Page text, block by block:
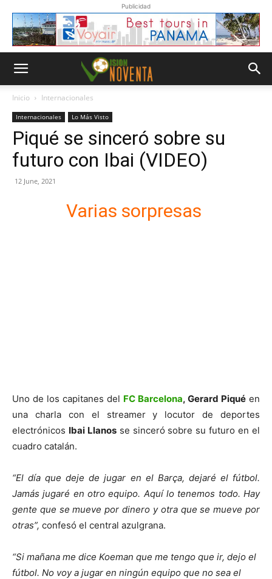
Publicidad
Inicio Internacionales
Internacionales Lo Más Visto
Piqué se sinceró sobre su
futuro con Ibai (VIDEO)
12 June, 2021
Varias sorpresas
Uno de los capitanes del FC Barcelona, Gerard Piqué en
una charla con el streamer y locutor de deportes
electrónicos Ibai Llanosse sinceró sobre su futuro en el
cuadro catalán.
“El día que deje de jugar en el Barça, dejaré el fútbol.
Jamás jugaré en otro equipo. Aquí lo tenemos todo. Hay
gente que se mueve por dinero y otra que se mueve por
otras”, confesó el central azulgrana.
“Si mañana me dice Koeman que me tengo que ir, dejo el
fútbol. No voy a jugar en ningún equipo que no sea el